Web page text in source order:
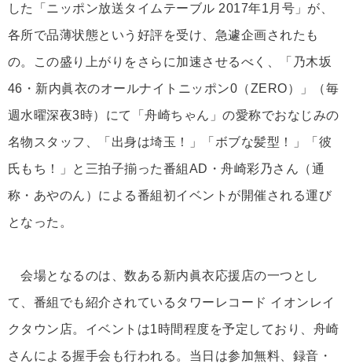
した「ニッポン放送タイムテーブル 2017年1月号」が、
各所で品薄状態という好評を受け、急遽企画されたも
の。この盛り上がりをさらに加速させるべく、「乃木坂
46・新内眞衣のオールナイトニッポン0（ZERO）」（毎
週水曜深夜3時）にて「舟崎ちゃん」の愛称でおなじみの
名物スタッフ、「出身は埼玉！」「ボブな髪型！」「彼
氏もち！」と三拍子揃った番組AD・舟崎彩乃さん（通
称・あやのん）による番組初イベントが開催される運び
となった。
会場となるのは、数ある新内眞衣応援店の一つとし
て、番組でも紹介されているタワーレコード イオンレイ
クタウン店。イベントは1時間程度を予定しており、舟崎
さんによる握手会も行われる。当日は参加無料、録音・